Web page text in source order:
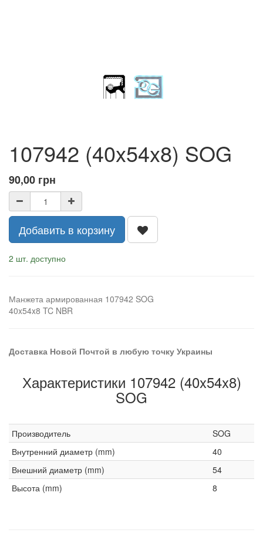
107942 (40x54x8) SOG
90,00 грн
Добавить в корзину
2 шт. доступно
Манжета армированная 107942 SOG
40x54x8 TC NBR
Доставка Новой Почтой в любую точку Украины
Характеристики 107942 (40x54x8)
SOG
Производитель
SOG
Внутренний диаметр (mm)
40
Внешний диаметр (mm)
54
Высота (mm)
8